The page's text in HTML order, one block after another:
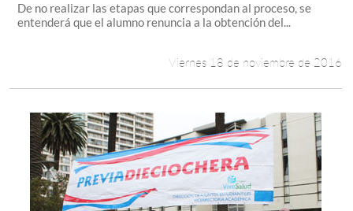
De no realizar las etapas que correspondan al proceso, se
entenderá que el alumno renuncia a la obtención del...
Viernes 18 de noviembre de 2016